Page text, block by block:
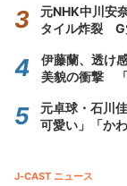
元NHK中川安
タイル炸裂 G
伊藤蘭、透け
美貌の衝撃 「
元卓球・石川
可愛い」「か
J-CAST ニュース